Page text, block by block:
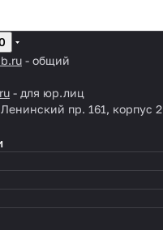
- общий
- для юр.лиц
пр. 161, корпус 2